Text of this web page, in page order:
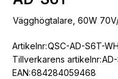
Vägghögtalare, 60W
Artikelnr:QSC-AD-S6T-WH
Tillverkarens artikelnr:
EAN:684284059468